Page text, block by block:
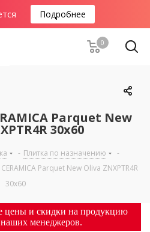
Подробнее
0
Parquet New
30x60
- Плитка по назначению
-
Parquet New Oliva ZNXPTR4R
30x60
цены и скидки на продукцию
наших менеджеров.